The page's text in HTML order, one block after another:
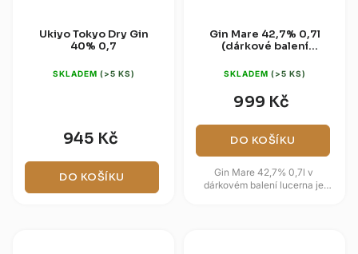
Ukiyo Tokyo Dry Gin
40% 0,7
SKLADEM (>5 KS)
945 Kč
DO KOŠÍKU
Gin Mare 42,7% 0,7l
(dárkové balení
SKLADEM (>5 KS)
999 Kč
DO KOŠÍKU
Gin Mare 42,7% 0,7l v
dárkovém balení lucerna je